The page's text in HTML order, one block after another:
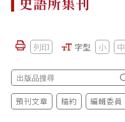
列印 字型 小 中
預刊文章 稿約 編輯委員